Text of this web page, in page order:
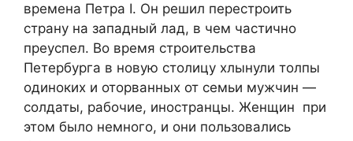
времена Петра I. Он решил перестроить
страну на западный лад, в чем частично
преуспел. Во время строительства
Петербурга в новую столицу хлынули толпы
одиноких и оторванных от семьи мужчин —
солдаты, рабочие, иностранцы. Женщин при
этом было немного, и они пользовались